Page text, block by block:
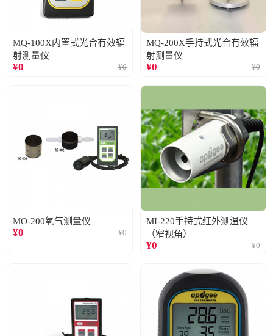
MQ-100X内置式光合有效辐
射测量仪
¥0 ¥0
MQ-200X手持式光合有效辐
射测量仪
¥0 ¥0
MO-200氧气测量仪
¥0 ¥0
MI-220手持式红外测温仪
（窄视角）
¥0 ¥0